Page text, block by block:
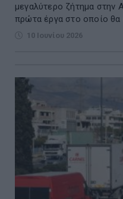
μεγαλύτερο ζήτημα στην
πρώτα έργα στο οποίο
10 Ιουνίου 2026